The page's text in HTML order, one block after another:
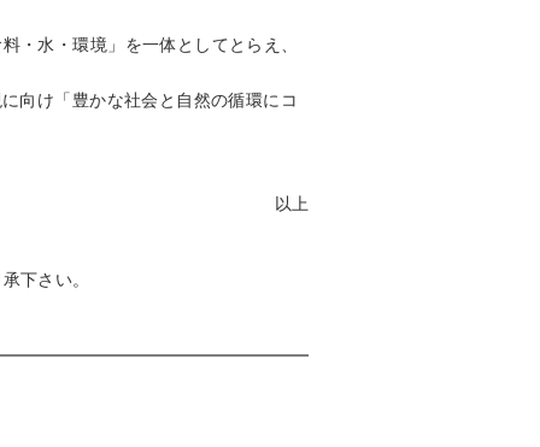
・水・環境」を一体としてとらえ、
向け「豊かな社会と自然の循環にコ
以上
下さい。